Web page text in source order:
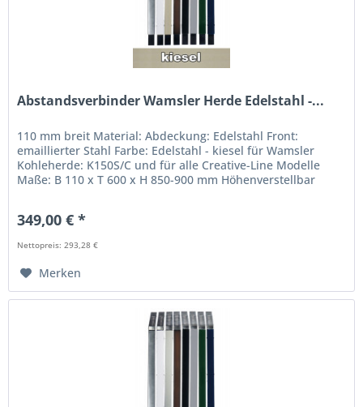
Abstandsverbinder Wamsler Herde Edelstahl -...
110 mm breit Material: Abdeckung: Edelstahl Front:
emaillierter Stahl Farbe: Edelstahl - kiesel für Wamsler
Kohleherde: K150S/C und für alle Creative-Line Modelle
Maße: B 110 x T 600 x H 850-900 mm Höhenverstellbar
349,00 € *
Nettopreis: 293,28 €
Merken